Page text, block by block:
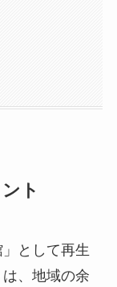
ト
として再生
、地域の余